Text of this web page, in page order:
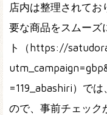
店内は整理されてお
要な商品をスムーズ
ト（https://
=119_abashiri）では、
ので、事前チェック